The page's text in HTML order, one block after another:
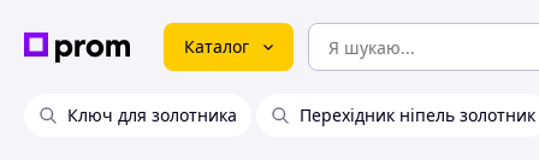
Каталог
Ключ для золотника Перехідник ніпель золотник